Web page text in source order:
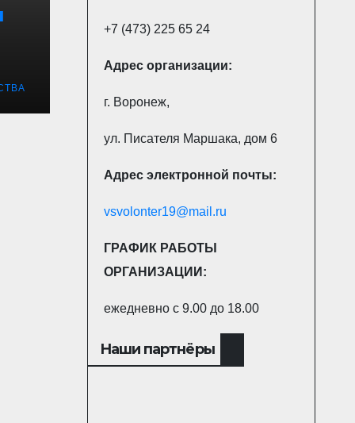
+7 (473) 225 65 24
Адрес организации:
г. Воронеж,
ул. Писателя Маршака, дом 6
Адрес электронной почты:
vsvolonter19@mail.ru
ГРАФИК РАБОТЫ
ОРГАНИЗАЦИИ:
ежедневно с 9.00 до 18.00
Наши партнёры